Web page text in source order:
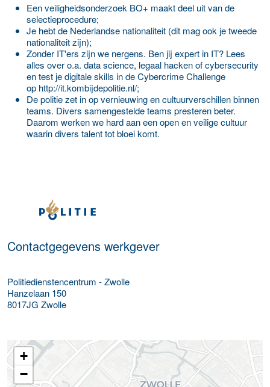
Een veiligheidsonderzoek BO+ maakt deel uit van de
selectieprocedure;
Je hebt de Nederlandse nationaliteit (dit mag ook je tweede
nationaliteit zijn);
Zonder IT'ers zijn we nergens. Ben jij expert in IT? Lees
alles over o.a. data science, legaal hacken of cybersecurity
en test je digitale skills in de Cybercrime Challenge
op http://it.kombijdepolitie.nl/;
De politie zet in op vernieuwing en cultuurverschillen binnen
teams. Divers samengestelde teams presteren beter.
Daarom werken we hard aan een open en veilige cultuur
waarin divers talent tot bloei komt.
Meer werkgever details
Contactgegevens werkgever
Politiedienstencentrum - Zwolle
Hanzelaan 150
8017JG Zwolle
+
−